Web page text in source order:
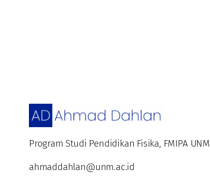
Program Studi Pendidikan Fisika, FMIPA UNM
ahmaddahlan@unm.ac.id